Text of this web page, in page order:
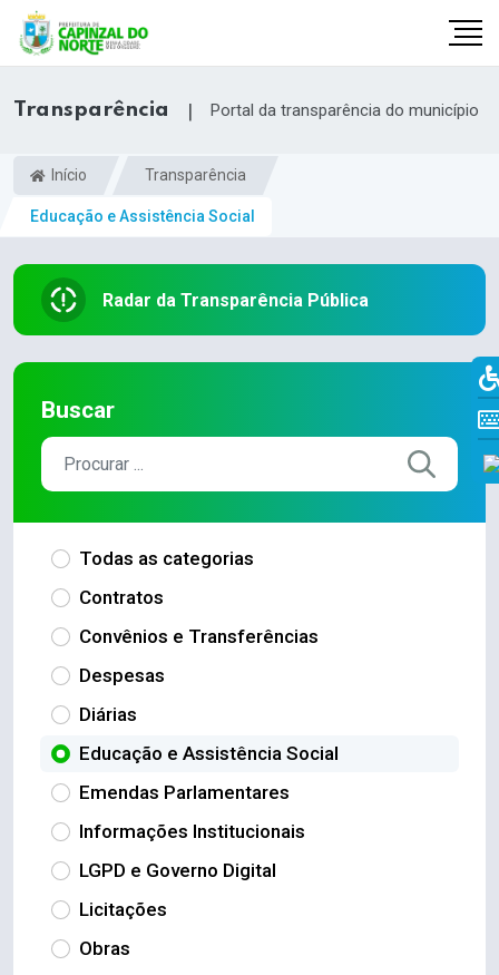
Transparência | Portal da transparência do município
Início Transparência
Educação e Assistência Social
Radar da Transparência Pública
Buscar
Todas as categorias
Contratos
Convênios e Transferências
Despesas
Diárias
Educação e Assistência Social
Emendas Parlamentares
Informações Institucionais
LGPD e Governo Digital
Licitações
Obras